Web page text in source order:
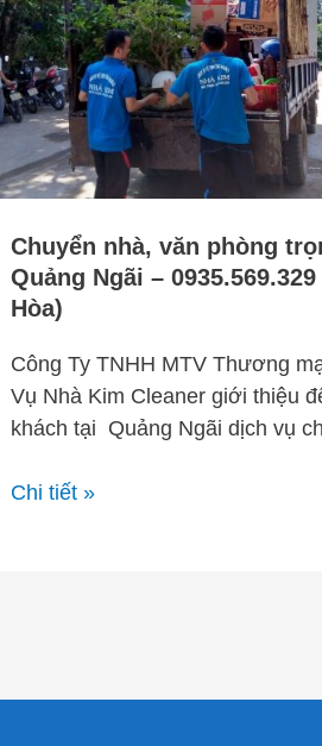
Chuyển nhà, văn phòng
Quảng Ngãi – 0935.569.329
Hòa)
Công Ty TNHH MTV Thương
Vụ Nhà Kim Cleaner giới thiệu
khách tại Quảng Ngãi dịch vụ
phòng
trọn
gói
tại
Quảng
Ngãi
0935.569.329
(Mr.
Hòa)
Chi tiết »